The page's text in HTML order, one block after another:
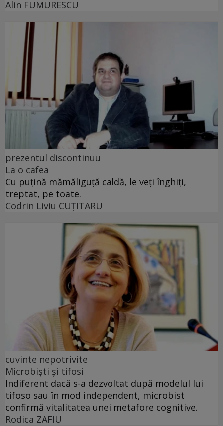
Alin FUMURESCU
prezentul discontinuu
La o cafea
Cu puţină mămăliguţă caldă, le veţi înghiţi,
treptat, pe toate.
Codrin Liviu CUŢITARU
cuvinte nepotrivite
Microbiști și tifosi
Indiferent dacă s-a dezvoltat după modelul lui
tifoso sau în mod independent, microbist
confirmă vitalitatea unei metafore cognitive.
Rodica ZAFIU